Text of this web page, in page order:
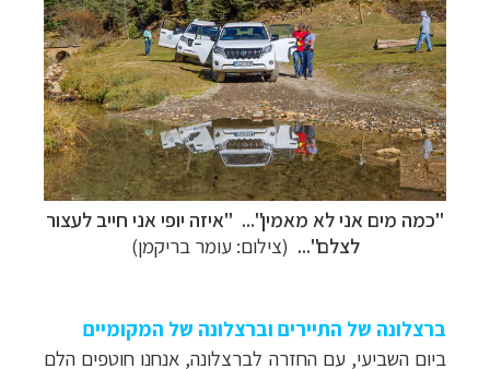
"כמה מים אני לא מאמין"... "איזה יופי אני חייב לעצור
לצלם"... (צילום: עומר בריקמן)
ברצלונה של התיירים וברצלונה של המקומיים
ביום השביעי, עם החזרה לברצלונה, אנחנו חוטפים הלם